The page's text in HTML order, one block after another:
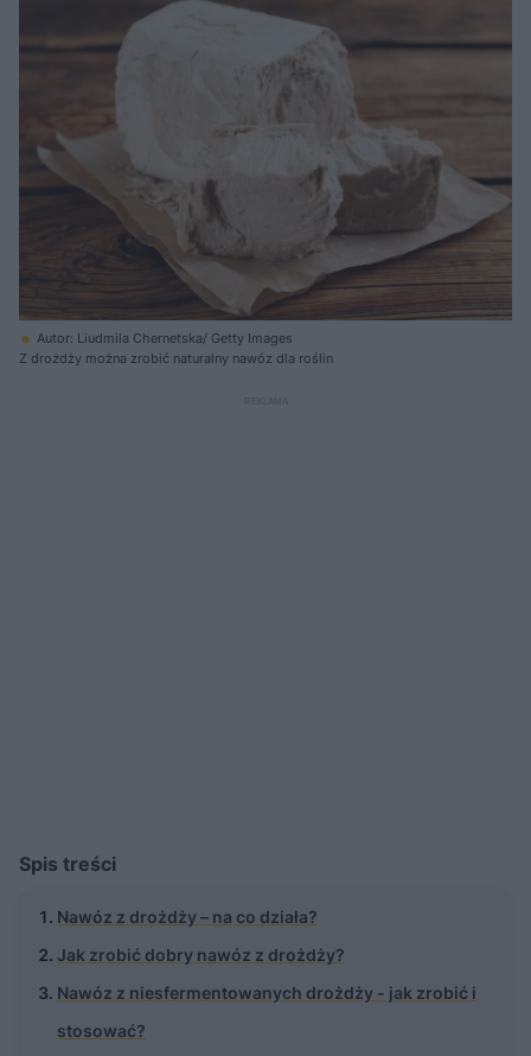
Autor: Liudmila Chernetska/ Getty Images
Z drożdży można zrobić naturalny nawóz dla roślin
Spis treści
Nawóz z drożdży – na co działa?
Jak zrobić dobry nawóz z drożdży?
Nawóz z niesfermentowanych drożdży - jak zrobić i
stosować?